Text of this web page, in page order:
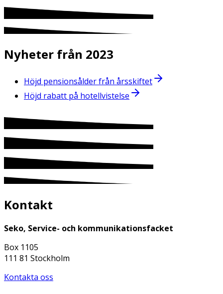
Nyheter från 2023
Höjd pensionsålder från årsskiftet
Höjd rabatt på hotellvistelse
Kontakt
Seko, Service- och kommunikationsfacket
Box 1105
111 81 Stockholm
Kontakta oss